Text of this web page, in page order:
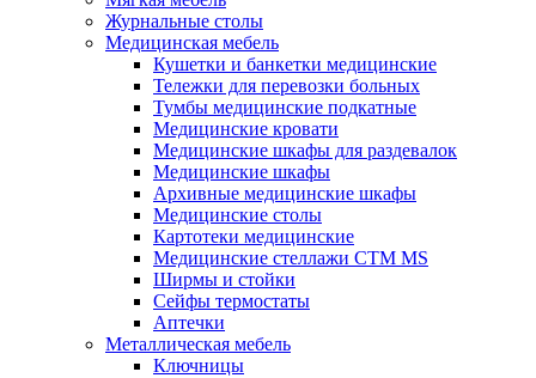
Журнальные столы
Медицинская мебель
Кушетки и банкетки медицинские
Тележки для перевозки больных
Тумбы медицинские подкатные
Медицинские кровати
Медицинские шкафы для раздевалок
Медицинские шкафы
Архивные медицинские шкафы
Медицинские столы
Картотеки медицинские
Медицинские стеллажи CTM MS
Ширмы и стойки
Сейфы термостаты
Аптечки
Металлическая мебель
Ключницы